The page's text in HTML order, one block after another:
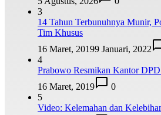
3
14 Tahun Terbunuhnya Munir,
Tim Khusus
16 Maret, 20199 Januari, 2022
4
Prabowo Resmikan Kantor
16 Maret, 2019
0
5
Video: Kelemahan dan